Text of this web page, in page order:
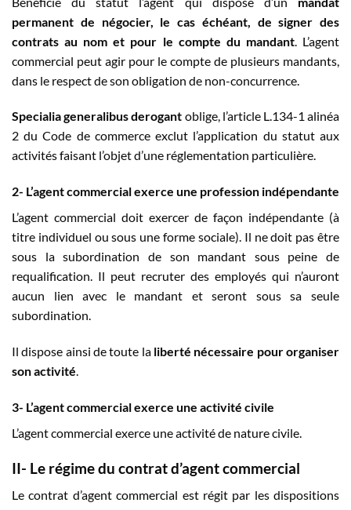
permanent de négocier, le cas échéant, de signer des
contrats au nom et pour le compte du mandant. L’agent
commercial peut agir pour le compte de plusieurs mandants,
dans le respect de son obligation de non-concurrence.
Specialia generalibus derogant oblige, l’article L.134-1 alinéa
2 du Code de commerce exclut l’application du statut aux
activités faisant l’objet d’une réglementation particulière.
2- L’agent commercial exerce une profession indépendante
L’agent commercial doit exercer de façon indépendante (à
titre individuel ou sous une forme sociale). Il ne doit pas être
sous la subordination de son mandant sous peine de
requalification. Il peut recruter des employés qui n’auront
aucun lien avec le mandant et seront sous sa seule
subordination.
Il dispose ainsi de toute la liberté nécessaire pour organiser
son activité.
3- L’agent commercial exerce une activité civile
L’agent commercial exerce une activité de nature civile.
II- Le régime du contrat d’agent commercial
Le contrat d’agent commercial est régit par les dispositions